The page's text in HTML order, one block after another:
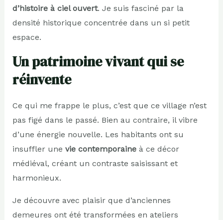
d’histoire à ciel ouvert. Je suis fasciné par la
densité historique concentrée dans un si petit
espace.
Un patrimoine vivant qui se
réinvente
Ce qui me frappe le plus, c’est que ce village n’est
pas figé dans le passé. Bien au contraire, il vibre
d’une énergie nouvelle. Les habitants ont su
insuffler une vie contemporaineà ce décor
médiéval, créant un contraste saisissant et
harmonieux.
Je découvre avec plaisir que d’anciennes
demeures ont été transformées en ateliers